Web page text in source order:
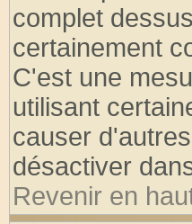
complet
certainement
C'est une
utilisant
causer
désactiver
Revenir en